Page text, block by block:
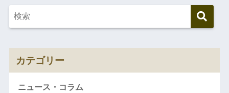
カテゴリー
ニュース・コラム